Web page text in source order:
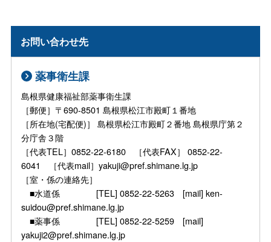
お問い合わせ先
薬事衛生課
島根県健康福祉部薬事衛生課
［郵便］〒690-8501 島根県松江市殿町１番地
［所在地(宅配便)］ 島根県松江市殿町２番地 島根県庁第２
分庁舎３階
［代表TEL］0852-22-6180 ［代表FAX］ 0852-22-
6041 ［代表mail］yakuji@pref.shimane.lg.jp
［室・係の連絡先］
■水道係 [TEL] 0852-22-5263 [mail] ken-
suidou@pref.shimane.lg.jp
■薬事係 [TEL] 0852-22-5259 [mail]
yakuji2@pref.shimane.lg.jp